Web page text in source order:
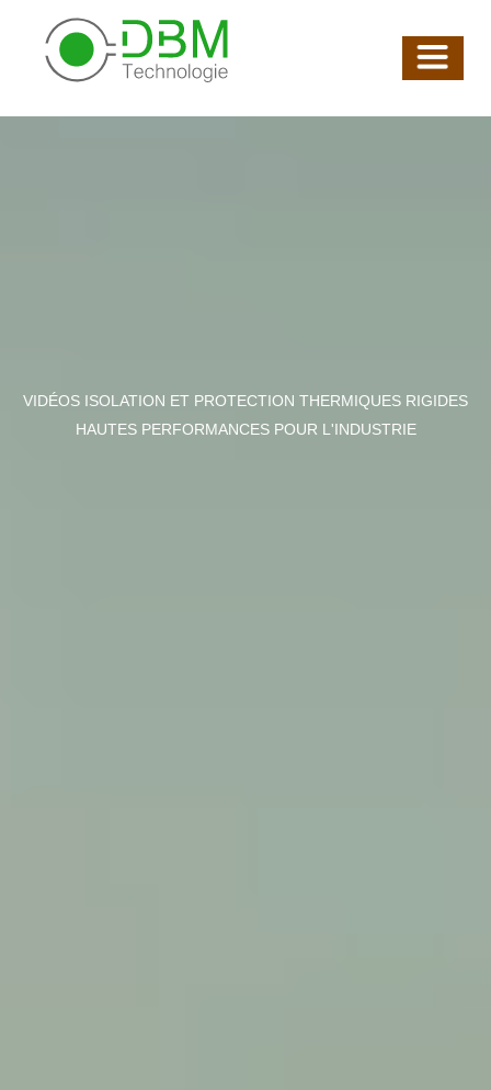
VIDÉOS ISOLATION ET PROTECTION THERMIQUES RIGIDES
HAUTES PERFORMANCES POUR L'INDUSTRIE